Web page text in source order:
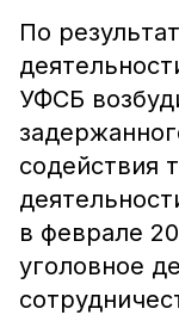
По
УФСБ
содействия
в феврале
уголовное